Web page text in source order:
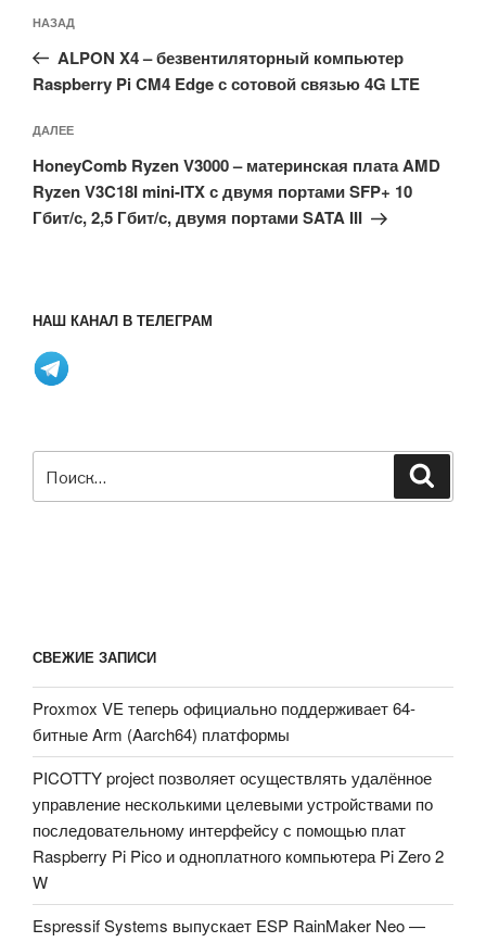
по
записям
Предыдущая
запись:
НАЗАД
ALPON X4 – безвентиляторный компьютер
Raspberry Pi CM4 Edge с сотовой связью 4G LTE
Следующая
запись
ДАЛЕЕ
HoneyComb Ryzen V3000 – материнская плата AMD
Ryzen V3C18I mini-ITX с двумя портами SFP+ 10
Гбит/с, 2,5 Гбит/с, двумя портами SATA III
НАШ КАНАЛ В ТЕЛЕГРАМ
СВЕЖИЕ ЗАПИСИ
Proxmox VE теперь официально поддерживает 64-
битные Arm (Aarch64) платформы
PICOTTY project позволяет осуществлять удалённое
управление несколькими целевыми устройствами по
последовательному интерфейсу с помощью плат
Raspberry Pi Pico и одноплатного компьютера Pi Zero 2
W
Espressif Systems выпускает ESP RainMaker Neo —